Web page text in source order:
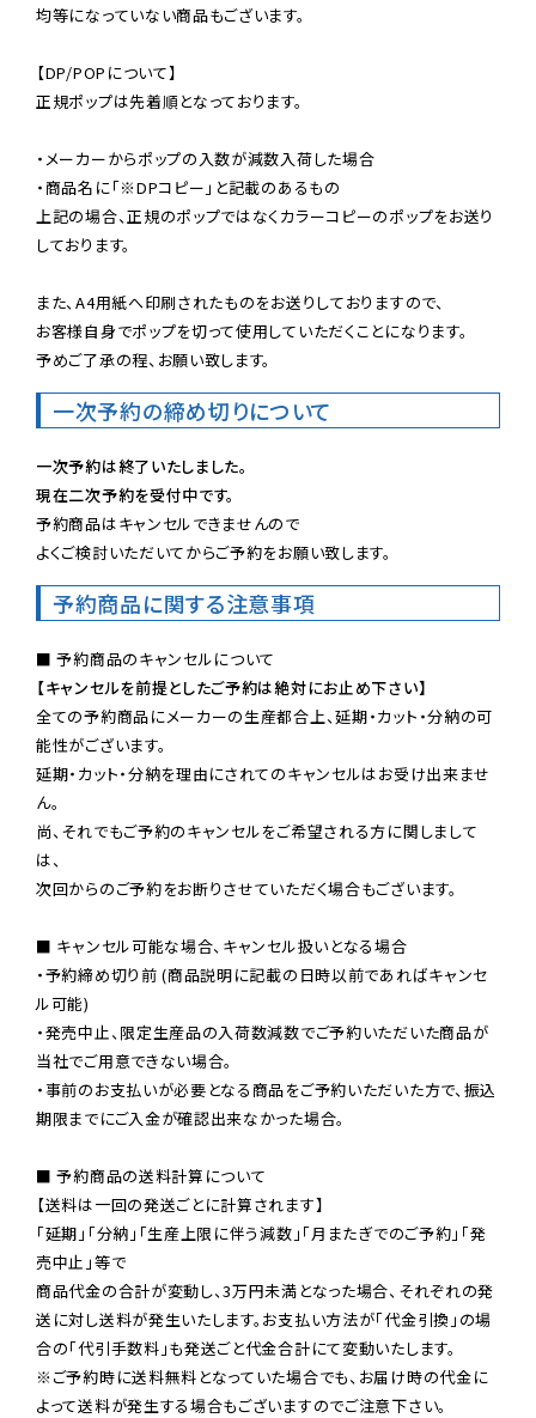
均等になっていない商品もございます。
【DP/POPについて】
正規ポップは先着順となっております。
・メーカーからポップの入数が減数入荷した場合
・商品名に「※DPコピー」と記載のあるもの
上記の場合、正規のポップではなくカラーコピーのポップをお送り
しております。
また、A4用紙へ印刷されたものをお送りしておりますので、
お客様自身でポップを切って使用していただくことになります。
予めご了承の程、お願い致します。
一次予約の締め切りについて
一次予約は終了いたしました。
現在二次予約を受付中です。
予約商品はキャンセルできませんので
よくご検討いただいてからご予約をお願い致します。
予約商品に関する注意事項
【キャンセルを前提としたご予約は絶対にお止め下さい】
全ての予約商品にメーカーの生産都合上、延期・カット・分納の可
能性がございます。
延期・カット・分納を理由にされてのキャンセルはお受け出来ませ
ん。
尚、それでもご予約のキャンセルをご希望される方に関しまして
は、
次回からのご予約をお断りさせていただく場合もございます。
■ キャンセル可能な場合、キャンセル扱いとなる場合
・予約締め切り前 (商品説明に記載の日時以前であればキャンセ
ル可能)
・発売中止、限定生産品の入荷数減数でご予約いただいた商品が
当社でご用意できない場合。
・事前のお支払いが必要となる商品をご予約いただいた方で、振込
期限までにご入金が確認出来なかった場合。
■ 予約商品の送料計算について
【送料は一回の発送ごとに計算されます】
「延期」「分納」「生産上限に伴う減数」「月またぎでのご予約」「発
売中止」等で
商品代金の合計が変動し、3万円未満となった場合、それぞれの発
送に対し送料が発生いたします。お支払い方法が「代金引換」の場
※ご予約時に送料無料となっていた場合でも、お届け時の代金に
よって送料が発生する場合もございますのでご注意下さい。